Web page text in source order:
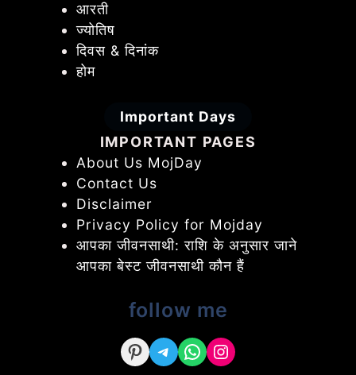
आरती
ज्योतिष
दिवस & दिनांक
होम
Important Days
IMPORTANT PAGES
About Us MojDay
Contact Us
Disclaimer
Privacy Policy for Mojday
आपका जीवनसाथी: राशि के अनुसार जाने
आपका बेस्ट जीवनसाथी कौन हैं
follow me
Pinterest
Telegram
WhatsApp
Instagram